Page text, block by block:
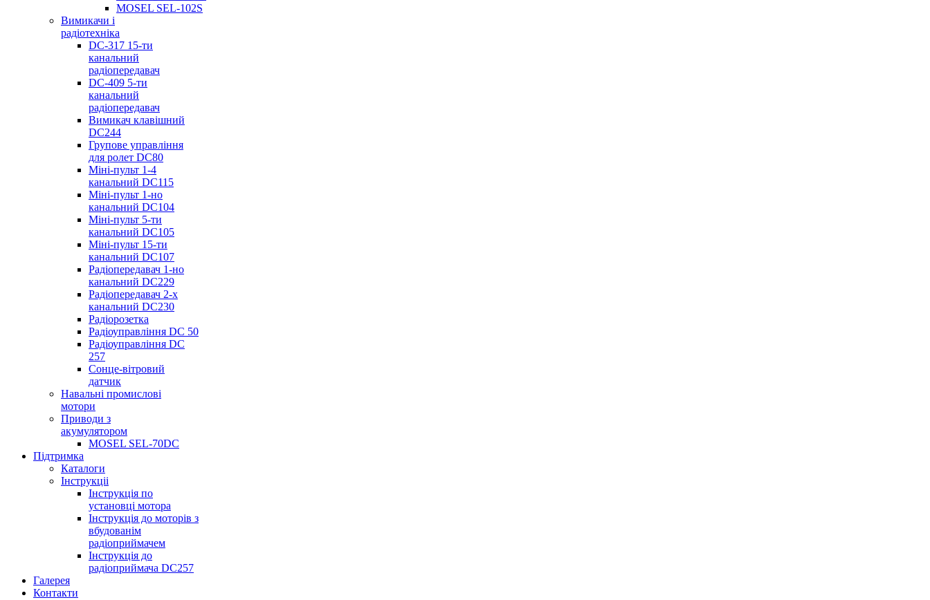
MOSEL SEL-102S
Вимикачи і
радіотехніка
DC-317 15-ти
канальний
радіопередавач
DC-409 5-ти
канальний
радіопередавач
Вимикач клавішний
DC244
Групове управління
для ролет DC80
Міні-пульт 1-4
канальний DC115
Міні-пульт 1-но
канальний DC104
Міні-пульт 5-ти
канальний DC105
Міні-пульт 15-ти
канальний DC107
Радіопередавач 1-но
канальний DC229
Радіопередавач 2-х
канальний DC230
Радіорозетка
Радіоуправління DC 50
Радіоуправління DC
257
Сонце-вітровий
датчик
Навальні промислові
мотори
Приводи з
акумулятором
MOSEL SEL-70DС
Підтримка
Каталоги
Інструкціі
Інструкція по
установці мотора
Інструкція до моторів з
вбудованім
радіоприймачем
Інструкція до
радіоприймача DC257
Галерея
Контакти